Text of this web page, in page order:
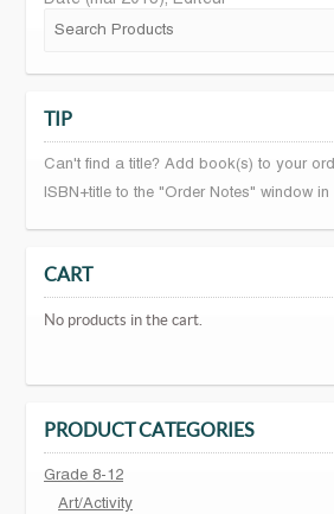
TIP
Can't find a title? Add book(s) to your
ISBN+title to the "Order Notes" window in
CART
No products in the cart.
PRODUCT CATEGORIES
Grade 8-12
Art/Activity